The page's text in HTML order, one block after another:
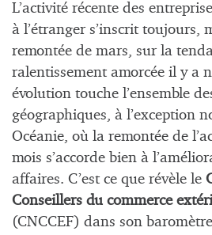
L’activité récente des
à l’étranger s’inscrit toujours,
remontée de mars, sur la
ralentissement amorcée il y a
évolution touche l’ensemble
géographiques, à l’exception
Océanie, où la remontée de
mois s’accorde bien à
affaires. C’est ce que révèle le
Conseillers du commerce
(CNCCEF) dans son